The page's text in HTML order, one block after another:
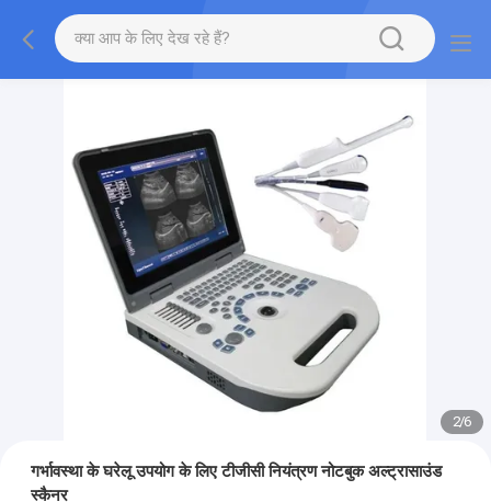
2/6
गर्भावस्था के घरेलू उपयोग के लिए टीजीसी नियंत्रण नोटबुक अल्ट्रासाउंड
स्कैनर